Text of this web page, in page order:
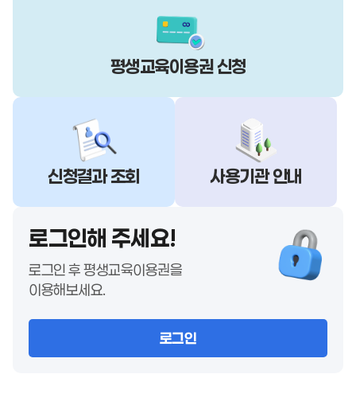
평생교육이용권신청
신청결과 조회 사용기관 안내
로그인해 주세요!
로그인 후 평생교육이용권을
이용해보세요.
로그인